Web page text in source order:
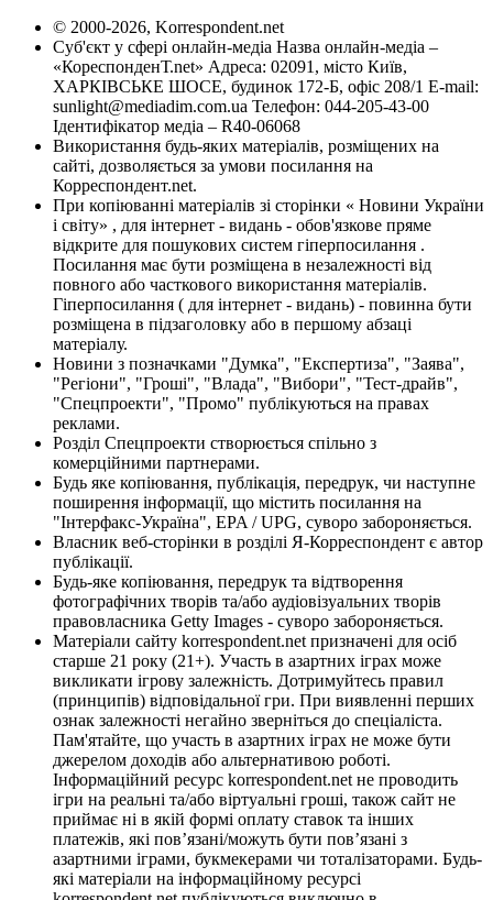
© 2000-2026, Korrespondent.net
Суб'єкт у сфері онлайн-медіа Назва онлайн-медіа –
«КореспонденТ.net» Адреса: 02091, місто Київ,
ХАРКІВСЬКЕ ШОСЕ, будинок 172-Б, офіс 208/1 E-mail:
sunlight@mediadim.com.ua Телефон: 044-205-43-00
Ідентифікатор медіа – R40-06068
Використання будь-яких матеріалів, розміщених на
сайті, дозволяється за умови посилання на
Корреспондент.net.
При копіюванні матеріалів зі сторінки « Новини України
і світу» , для інтернет - видань - обов'язкове пряме
відкрите для пошукових систем гіперпосилання .
Посилання має бути розміщена в незалежності від
повного або часткового використання матеріалів.
Гіперпосилання ( для інтернет - видань) - повинна бути
розміщена в підзаголовку або в першому абзаці
матеріалу.
Новини з позначками "Думка", "Експертиза", "Заява",
"Регіони", "Гроші", "Влада", "Вибори", "Тест-драйв",
"Спецпроекти", "Промо" публікуються на правах
реклами.
Розділ Спецпроекти створюється спільно з
комерційними партнерами.
Будь яке копіювання, публікація, передрук, чи наступне
поширення інформації, що містить посилання на
"Інтерфакс-Україна", EPA / UPG, суворо забороняється.
Власник веб-сторінки в розділі Я-Корреспондент є автор
публікації.
Будь-яке копіювання, передрук та відтворення
фотографічних творів та/або аудіовізуальних творів
правовласника Getty Images - суворо забороняється.
Матеріали сайту korrespondent.net призначені для осіб
старше 21 року (21+). Участь в азартних іграх може
викликати ігрову залежність. Дотримуйтесь правил
(принципів) відповідальної гри. При виявленні перших
ознак залежності негайно зверніться до спеціаліста.
Пам'ятайте, що участь в азартних іграх не може бути
джерелом доходів або альтернативою роботі.
Інформаційний ресурс korrespondent.net не проводить
ігри на реальні та/або віртуальні гроші, також сайт не
приймає ні в якій формі оплату ставок та інших
платежів, які пов’язані/можуть бути пов’язані з
азартними іграми, букмекерами чи тоталізаторами. Будь-
які матеріали на інформаційному ресурсі